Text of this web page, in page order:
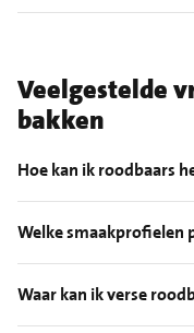
Veelgestelde
bakken
Hoe kan ik roodbaars
Welke smaakprofielen
Waar kan ik verse